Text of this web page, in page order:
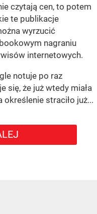
czytają cen, to potem
te publikacje
wyrzucić
nagraniu
internetowych.
notuje po raz
się, że już wtedy miała
straciło już...